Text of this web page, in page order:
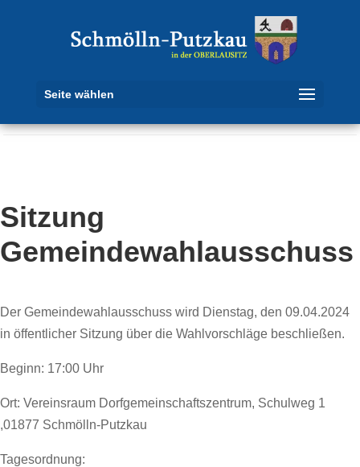
Seite wählen
Sitzung
Gemeindewahlausschuss
Der Gemeindewahlausschuss wird Dienstag, den 09.04.2024
in öffentlicher Sitzung über die Wahlvorschläge beschließen.
Beginn: 17:00 Uhr
Ort: Vereinsraum Dorfgemeinschaftszentrum, Schulweg 1
,01877 Schmölln-Putzkau
Tagesordnung: